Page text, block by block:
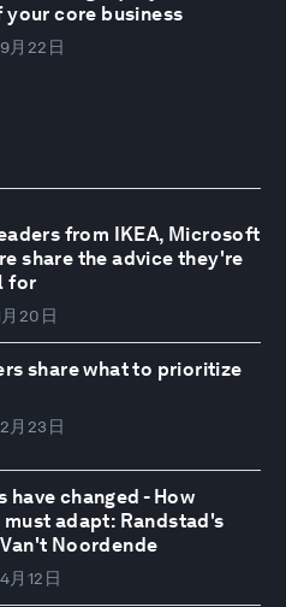
your core business
月22日
from IKEA, Microsoft
share the advice they're
for
20日
share what to prioritize
月23日
have changed - How
must adapt: Randstad's
Noordende
月12日